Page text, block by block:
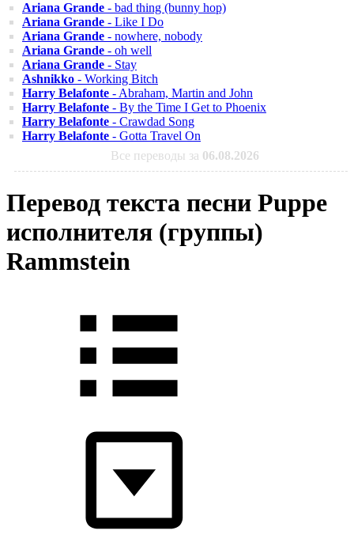
Ariana Grande - bad thing (bunny hop)
Ariana Grande - Like I Do
Ariana Grande - nowhere, nobody
Ariana Grande - oh well
Ariana Grande - Stay
Ashnikko - Working Bitch
Harry Belafonte - Abraham, Martin and John
Harry Belafonte - By the Time I Get to Phoenix
Harry Belafonte - Crawdad Song
Harry Belafonte - Gotta Travel On
Все переводы за 06.08.2026
Перевод текста песни Puppe
исполнителя (группы)
Rammstein